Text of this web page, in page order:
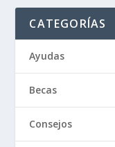
CATEGORÍAS
Ayudas
Becas
Consejos